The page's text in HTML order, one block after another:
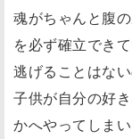
魂がちゃんと腹
を必ず確立できて
逃げることはない
子供が自分の好
かへやってしま